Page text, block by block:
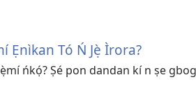
Ẹnìkan Tó Ń Jẹ̀ Ìrora?
ńkọ́? Ṣé pon dandan kí n ṣe